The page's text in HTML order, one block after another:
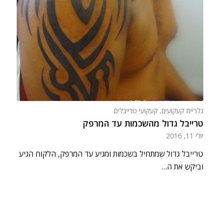
גלריית קעקועים, קעקועי טרייבלים
טרייבל גדול מהשכמות עד המרפק
יולי 11, 2016
טרייבל גדול שמתחיל בשכמות ומגיע עד המרפק, הלקוח הגיע
וביקש את ה…